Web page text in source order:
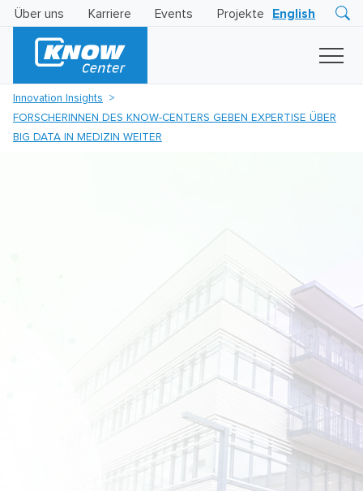
Über uns Karriere Events Projekte English
Business
Innovation Insights
FORSCHERINNEN DES KNOW-CENTERS GEBEN EXPERTISE ÜBER
BIG DATA IN MEDIZIN WEITER